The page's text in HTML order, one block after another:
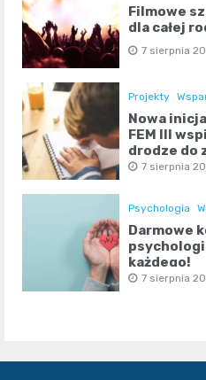
Filmowe
dla całej
7 sierpnia
Projekty
Nowa
FEM III
drodze do
7 sierpnia
Psychologia
Darmowe
każdego!
7 sierpnia